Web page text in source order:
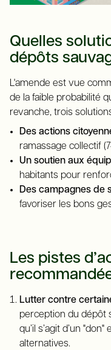
Quelles
dépôts
L'amende est vue
de la faible probabilité
revanche, trois
Des actions
ramassage collectif
Un soutien aux
habitants pour
Des campagnes de
favoriser les bons
Les pistes
Lutter contre
perception du dépôt
qu’il s’agit d’un
alternatives.